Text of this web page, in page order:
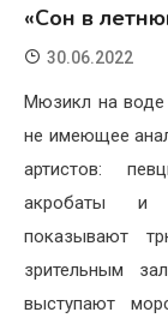
«Сон в
30.06.2022
Мюзикл на воде
не имеющее
артистов:
акробаты и
показывают
зрительным
выступают